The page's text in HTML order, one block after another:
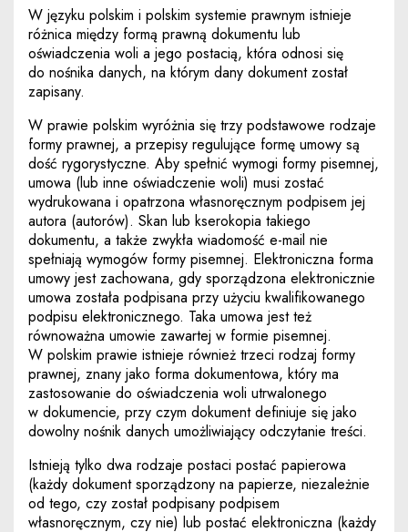
W języku polskim i polskim systemie prawnym istnieje
różnica między formą prawną dokumentu lub
oświadczenia woli a jego postacią, która odnosi się
do nośnika danych, na którym dany dokument został
zapisany.
W prawie polskim wyróżnia się trzy podstawowe rodzaje
formy prawnej, a przepisy regulujące formę umowy są
dość rygorystyczne. Aby spełnić wymogi formy pisemnej,
umowa (lub inne oświadczenie woli) musi zostać
wydrukowana i opatrzona własnoręcznym podpisem jej
autora (autorów). Skan lub kserokopia takiego
dokumentu, a także zwykła wiadomość e-mail nie
spełniają wymogów formy pisemnej. Elektroniczna forma
umowy jest zachowana, gdy sporządzona elektronicznie
umowa została podpisana przy użyciu kwalifikowanego
podpisu elektronicznego. Taka umowa jest też
równoważna umowie zawartej w formie pisemnej.
W polskim prawie istnieje również trzeci rodzaj formy
prawnej, znany jako forma dokumentowa, który ma
zastosowanie do oświadczenia woli utrwalonego
w dokumencie, przy czym dokument definiuje się jako
dowolny nośnik danych umożliwiający odczytanie treści.
Istnieją tylko dwa rodzaje postaci postać papierowa
(każdy dokument sporządzony na papierze, niezależnie
od tego, czy został podpisany podpisem
własnoręcznym, czy nie) lub postać elektroniczna (każdy